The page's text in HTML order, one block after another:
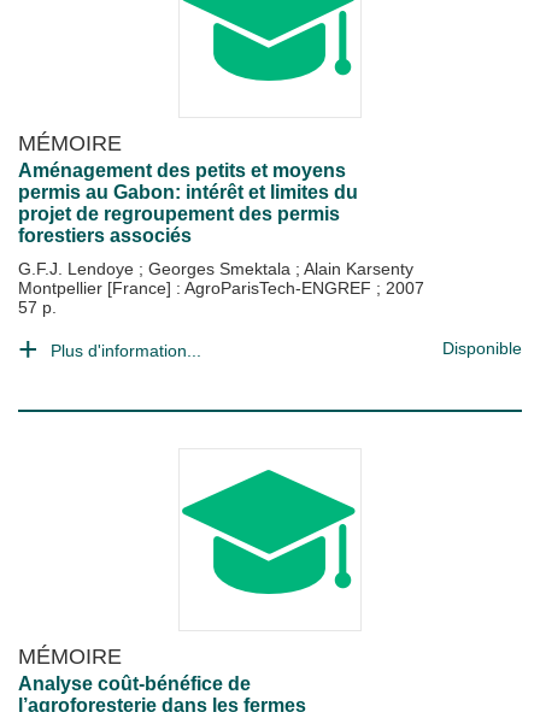
MÉMOIRE
Aménagement des petits et moyens
permis au Gabon: intérêt et limites du
projet de regroupement des permis
forestiers associés
G.F.J. Lendoye ; Georges Smektala ; Alain Karsenty
Montpellier [France] : AgroParisTech-ENGREF ; 2007
57 p.
Plus d'information... Disponible
MÉMOIRE
Analyse coût-bénéfice de
l’agroforesterie dans les fermes